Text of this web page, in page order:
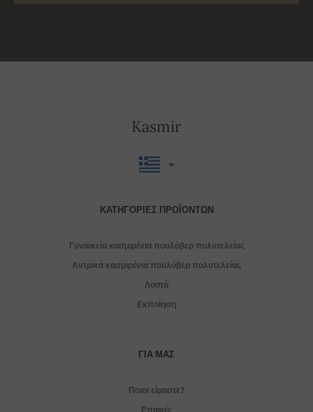
Kasmir
ΚΑΤΗΓΟΡΊΕΣ ΠΡΟΪΌΝΤΩΝ
Γυναικεία κασμιρένια πουλόβερ πολυτελείας
Αντρικά κασμιρένια πουλόβερ πολυτελείας
Λοιπά
Εκποίηση
ΓΙΑ ΜΑΣ
Ποιοι είμαστε?
Επαφές